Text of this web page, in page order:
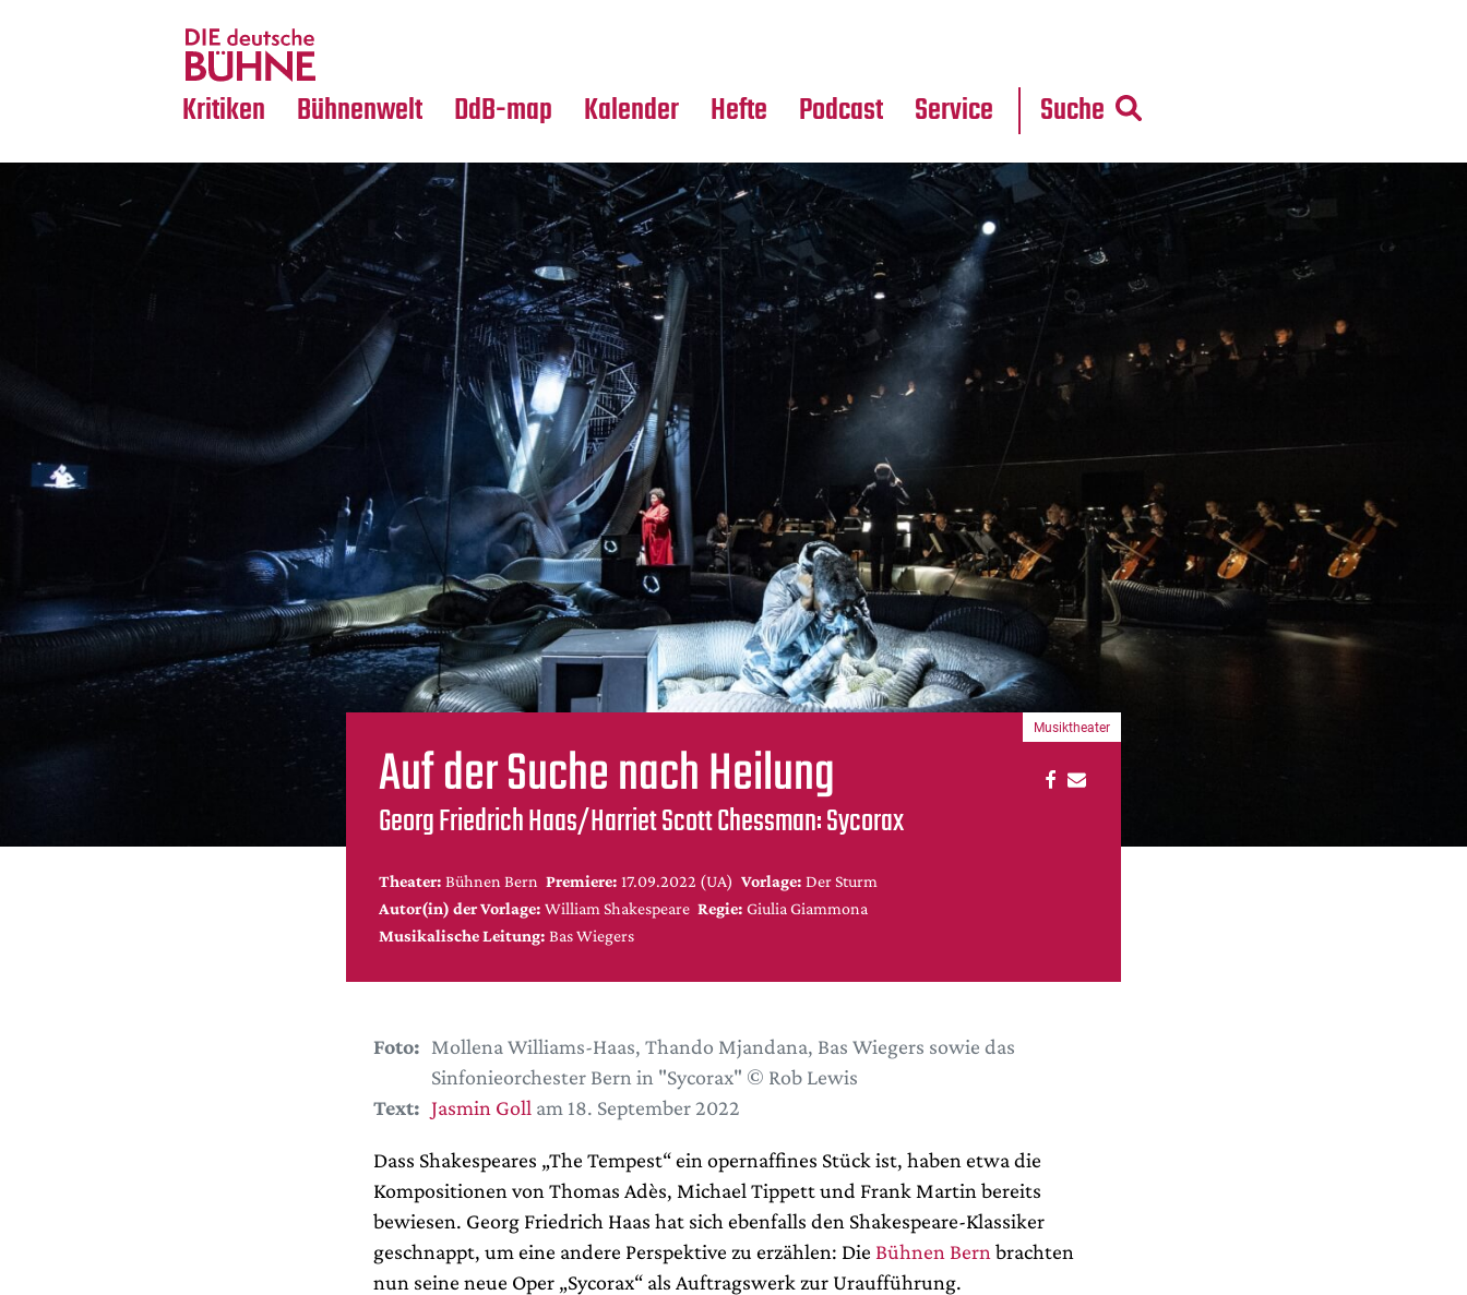
Kritiken
Crossover
Bühnenwelt
Medientipps
DdB-map Kalender Hefte Podcast Service Suche
Auf der Suche nach Heilung
Georg Friedrich Haas/Harriet Scott Chessman: Sycorax
Theater: Bühnen Bern Premiere: 17.09.2022 (UA) Vorlage: Der Sturm
Autor(in) der Vorlage: William Shakespeare Regie: Giulia Giammona
Musikalische Leitung: Bas Wiegers
Musiktheater
Foto: Mollena Williams-Haas, Thando Mjandana, Bas Wiegers sowie das
Sinfonieorchester Bern in "Sycorax" © Rob Lewis
Text: Jasmin Goll am 18. September 2022
Dass Shakespeares „The Tempest“ ein opernaffines Stück ist, haben etwa die
Kompositionen von Thomas Adès, Michael Tippett und Frank Martin bereits
bewiesen. Georg Friedrich Haas hat sich ebenfalls den Shakespeare-Klassiker
geschnappt, um eine andere Perspektive zu erzählen: Die Bühnen Bern brachten
nun seine neue Oper „Sycorax“ als Auftragswerk zur Uraufführung.